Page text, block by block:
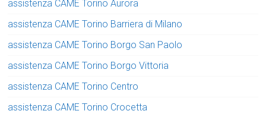
assistenza CAME Torino Aurora
assistenza CAME Torino Barriera di Milano
assistenza CAME Torino Borgo San Paolo
assistenza CAME Torino Borgo Vittoria
assistenza CAME Torino Centro
assistenza CAME Torino Crocetta